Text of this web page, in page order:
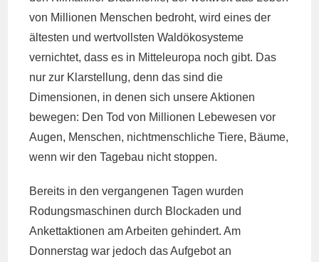
von Millionen Menschen bedroht, wird eines der
ältesten und wertvollsten Waldökosysteme
vernichtet, dass es in Mitteleuropa noch gibt. Das
nur zur Klarstellung, denn das sind die
Dimensionen, in denen sich unsere Aktionen
bewegen: Den Tod von Millionen Lebewesen vor
Augen, Menschen, nichtmenschliche Tiere, Bäume,
wenn wir den Tagebau nicht stoppen.
Bereits in den vergangenen Tagen wurden
Rodungsmaschinen durch Blockaden und
Ankettaktionen am Arbeiten gehindert. Am
Donnerstag war jedoch das Aufgebot an